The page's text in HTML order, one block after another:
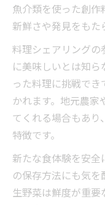
魚介類を使った創
新鮮さや発見をもた
料理シェアリング
に美味しいとは知
った料理に挑戦で
かれます。地元農
てくれる場合もあり
特徴です。
新たな食体験を安
の保存方法にも気
生野菜は鮮度が重